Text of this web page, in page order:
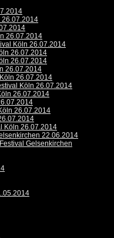
26.07.2014
26.07.2014
Köln 26.07.2014
26.07.2014
26.07.2014
26.07.2014
26.07.2014
Köln 26.07.2014
26.07.2014
26.07.2014
Köln 26.07.2014
22.06.2014
Gelsenkirchen